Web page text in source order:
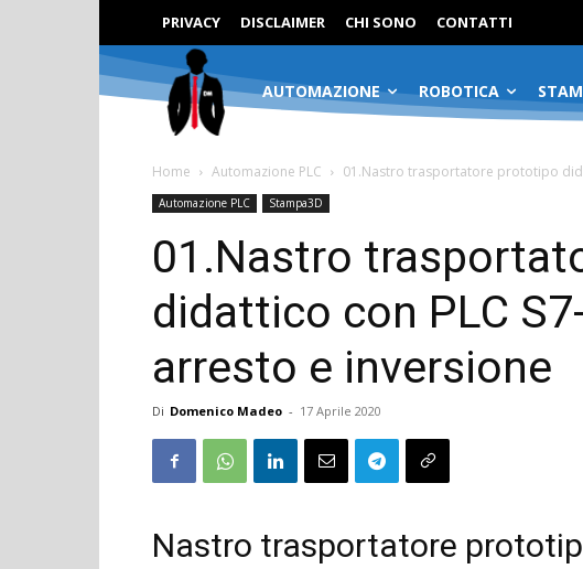
PRIVACY DISCLAIMER CHI SONO CONTATTI
AUTOMAZIONE ROBOTICA
Home Automazione PLC 01.Nastro trasportatore prototipo
Automazione PLC Stampa3D
01.Nastro
didattico con PLC
arresto e inversione
Di Domenico Madeo - 17 Aprile 2020
Nastro trasportatore